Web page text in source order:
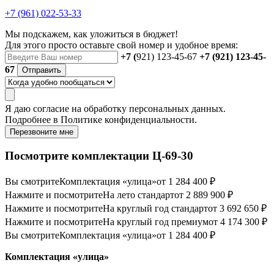
+7 (961) 022-53-33
Мы подскажем, как уложиться в бюджет!
Для этого просто оставьте свой номер и удобное время:
+7 (921) 123-45-67 +7 (921) 123-45-
67
Отправить
Я даю согласие на обработку персональных данных.
Подробнее в Политике конфиденциальности.
Перезвоните мне
Посмотрите комплектации Ц-69-30
Вы смотритеКомплектация «улица»от 1 284 400 ₽
Нажмите и посмотритеНа лето стандартот 2 889 900 ₽
Нажмите и посмотритеНа круглый год стандартот 3 692 650 ₽
Нажмите и посмотритеНа круглый год премиумот 4 174 300 ₽
Вы смотритеКомплектация «улица»от 1 284 400 ₽
Комплектация «улица»